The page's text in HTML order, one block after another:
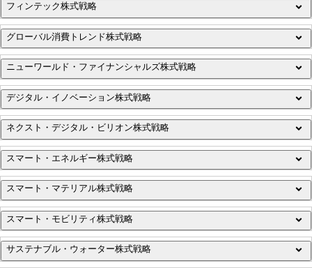
フィンテック株式戦略
金融機関やエンドユーザー向けのデジタル化拡大を収益化
詳細（英文）を見る
詳細（英文）を見る
グローバル消費トレンド株式戦略
消費者志向の企業の中から構造的勝ち組にバランスよく投資
さらに読む
ニューワールド・ファイナンシャルズ株式戦略
金融サービス、高齢化時代のファイナンス、新興層向けのフ
ァイナンス、デジタル金融における成長トレンドを収益化
さらに読む
デジタル・イノベーション株式戦略
経済全体における企業側のデジタル変革から恩恵を享受
さらに読む
ネクスト・デジタル・ビリオン株式戦略
新興国市場におけるインターネット発展の次の波に乗る各地
域の成功企業から恩恵を享受
スマート・エネルギー株式戦略
エネルギーのバリューチェーンの電化と脱炭素化から恩恵を
享受
動画（英語）を見る
スマート・マテリアル株式戦略
天然資源の需要削減につながる革新的な素材と加工技術に投
資
スマート・モビリティ株式戦略
運輸セクターの電化、自動車のコネクティビティや自動運転
サステナブル・ウォーター株式戦略